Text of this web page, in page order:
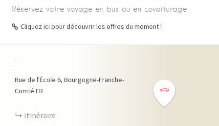
Réservez votre voyage en bus ou en covoiturage
Cliquez ici pour découvrir les offres du moment !
Rue de l'École 6 Bourgogne-Franche-
Comté FR
Itinéraire